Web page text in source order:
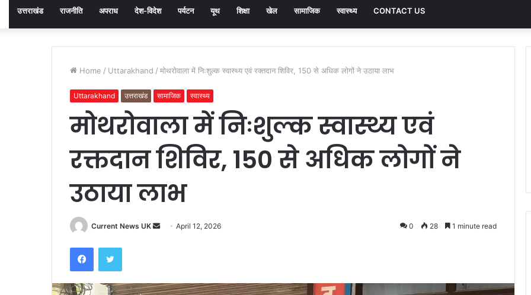
उत्तराखंड राजनीति अपराध देश-विदेश पर्यटन यूथ शिक्षा खेल सामाजिक स्वास्थ्य CONTACT US
Home / Uttarakhand / मोथरोवाला में निःशुल्क स्वास्थ्य एवं रक्तदान शिविर, 150 से अधिक लोगों ने उठाया लाभ
Uttarakhand उत्तराखंड सामाजिक स्वास्थ्य
मोथरोवाला में निःशुल्क स्वास्थ्य एवं
रक्तदान शिविर, 150 से अधिक लोगों ने
उठाया लाभ
Current News UK
a
April 12, 2026 0 28 1 minute read